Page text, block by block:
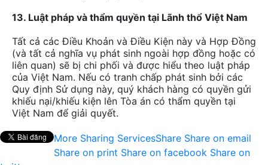
13. Luật pháp và thẩm quyền tại Lãnh thổ Việt Nam
Tất cả các Điều Khoản và Điều Kiện này và Hợp Đồng
(và tất cả nghĩa vụ phát sinh ngoài hợp đồng hoặc có
liên quan) sẽ bị chi phối và được hiểu theo luật pháp
của Việt Nam. Nếu có tranh chấp phát sinh bởi các
Quy định Sử dụng này, quý khách hàng có quyền gửi
khiếu nại/khiếu kiện lên Tòa án có thẩm quyền tại
Việt Nam để giải quyết.
More Sharing ServicesShare Share on email
Share on print Share on facebook Share on